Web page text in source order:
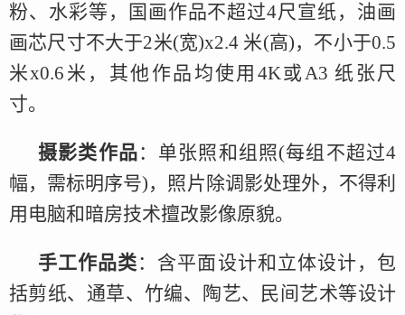
粉、水彩等，国画作品不超过4尺宣纸，油画
画芯尺寸不大于2米(宽)x2.4 米(高)，不小于0.5
米x0.6米，其他作品均使用4K或A3 纸张尺
寸。
摄影类作品：单张照和组照(每组不超过4
幅，需标明序号)，照片除调影处理外，不得利
用电脑和暗房技术擅改影像原貌。
手工作品类：含平面设计和立体设计，包
括剪纸、通草、竹编、陶艺、民间艺术等设计